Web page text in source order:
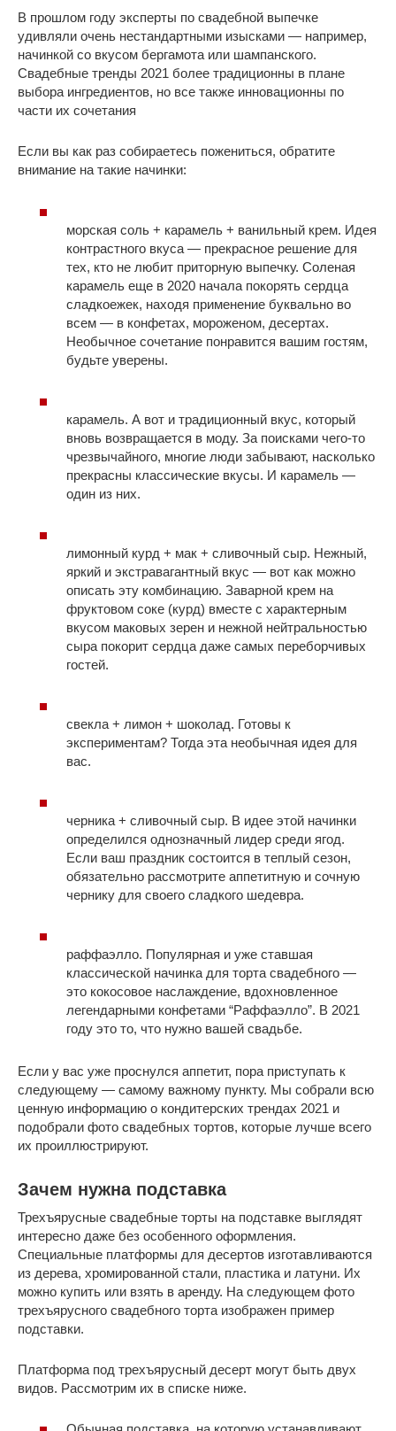
В прошлом году эксперты по свадебной выпечке
удивляли очень нестандартными изысками — например,
начинкой со вкусом бергамота или шампанского.
Свадебные тренды 2021 более традиционны в плане
выбора ингредиентов, но все также инновационны по
части их сочетания
Если вы как раз собираетесь пожениться, обратите
внимание на такие начинки:
морская соль + карамель + ванильный крем. Идея
контрастного вкуса — прекрасное решение для
тех, кто не любит приторную выпечку. Соленая
карамель еще в 2020 начала покорять сердца
сладкоежек, находя применение буквально во
всем — в конфетах, мороженом, десертах.
Необычное сочетание понравится вашим гостям,
будьте уверены.
карамель. А вот и традиционный вкус, который
вновь возвращается в моду. За поисками чего-то
чрезвычайного, многие люди забывают, насколько
прекрасны классические вкусы. И карамель —
один из них.
лимонный курд + мак + сливочный сыр. Нежный,
яркий и экстравагантный вкус — вот как можно
описать эту комбинацию. Заварной крем на
фруктовом соке (курд) вместе с характерным
вкусом маковых зерен и нежной нейтральностью
сыра покорит сердца даже самых переборчивых
гостей.
свекла + лимон + шоколад. Готовы к
экспериментам? Тогда эта необычная идея для
вас.
черника + сливочный сыр. В идее этой начинки
определился однозначный лидер среди ягод.
Если ваш праздник состоится в теплый сезон,
обязательно рассмотрите аппетитную и сочную
чернику для своего сладкого шедевра.
раффаэлло. Популярная и уже ставшая
классической начинка для торта свадебного —
это кокосовое наслаждение, вдохновленное
легендарными конфетами “Раффаэлло”. В 2021
году это то, что нужно вашей свадьбе.
Если у вас уже проснулся аппетит, пора приступать к
следующему — самому важному пункту. Мы собрали всю
ценную информацию о кондитерских трендах 2021 и
подобрали фото свадебных тортов, которые лучше всего
их проиллюстрируют.
Зачем нужна подставка
Трехъярусные свадебные торты на подставке выглядят
интересно даже без особенного оформления.
Специальные платформы для десертов изготавливаются
из дерева, хромированной стали, пластика и латуни. Их
можно купить или взять в аренду. На следующем фото
трехъярусного свадебного торта изображен пример
подставки.
Платформа под трехъярусный десерт могут быть двух
видов. Рассмотрим их в списке ниже.